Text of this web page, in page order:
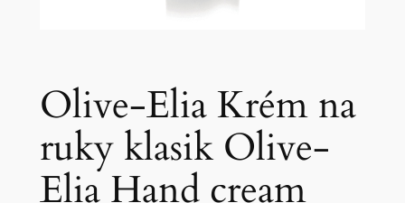
Olive-Elia Krém na
ruky klasik Olive-
Elia Hand cream